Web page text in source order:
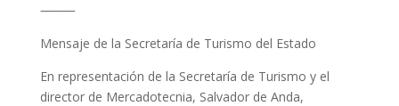
⸻
Mensaje de la Secretaría de Turismo del Estado
En representación de la Secretaría de Turismo y el
director de Mercadotecnia, Salvador de Anda,